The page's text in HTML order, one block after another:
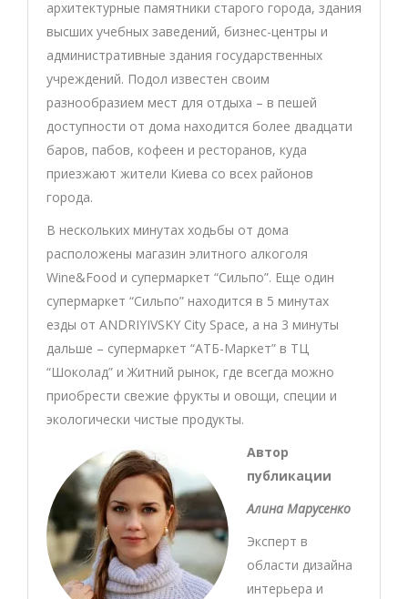
архитектурные памятники старого города, здания
высших учебных заведений, бизнес-центры и
административные здания государственных
учреждений. Подол известен своим
разнообразием мест для отдыха – в пешей
доступности от дома находится более двадцати
баров, пабов, кофеен и ресторанов, куда
приезжают жители Киева со всех районов
города.
В нескольких минутах ходьбы от дома
расположены магазин элитного алкоголя
Wine&Food и супермаркет “Сильпо”. Еще один
супермаркет “Сильпо” находится в 5 минутах
езды от ANDRIYIVSKY City Space, а на 3 минуты
дальше – супермаркет “АТБ-Маркет” в ТЦ
“Шоколад” и Житний рынок, где всегда можно
приобрести свежие фрукты и овощи, специи и
экологически чистые продукты.
Автор
публикации
Алина Марусенко
Эксперт в
области дизайна
интерьера и